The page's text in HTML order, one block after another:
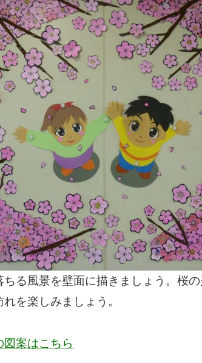
る風景を壁面に描きましょう。桜
を楽しみましょう。
案はこちら